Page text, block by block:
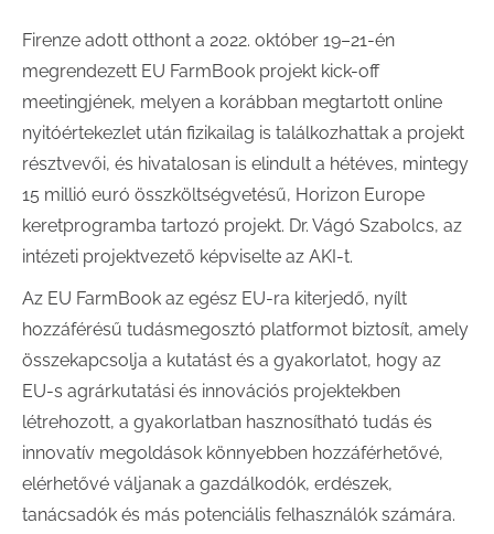
Firenze adott otthont a 2022. október 19–21-én
megrendezett EU FarmBook projekt kick-off
meetingjének, melyen a korábban megtartott online
nyitóértekezlet után fizikailag is találkozhattak a projekt
résztvevői, és hivatalosan is elindult a hétéves, mintegy
15 millió euró összköltségvetésű, Horizon Europe
keretprogramba tartozó projekt. Dr. Vágó Szabolcs, az
intézeti projektvezető képviselte az AKI-t.
Az EU FarmBook az egész EU-ra kiterjedő, nyílt
hozzáférésű tudásmegosztó platformot biztosít, amely
összekapcsolja a kutatást és a gyakorlatot, hogy az
EU-s agrárkutatási és innovációs projektekben
létrehozott, a gyakorlatban hasznosítható tudás és
innovatív megoldások könnyebben hozzáférhetővé,
elérhetővé váljanak a gazdálkodók, erdészek,
tanácsadók és más potenciális felhasználók számára.